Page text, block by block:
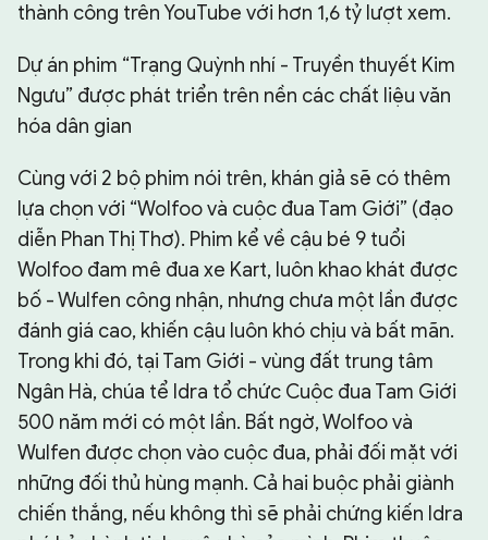
thành công trên YouTube với hơn 1,6 tỷ lượt xem.
Dự án phim “Trạng Quỳnh nhí - Truyền thuyết Kim
Ngưu” được phát triển trên nền các chất liệu văn
hóa dân gian
Cùng với 2 bộ phim nói trên, khán giả sẽ có thêm
lựa chọn với “Wolfoo và cuộc đua Tam Giới” (đạo
diễn Phan Thị Thơ). Phim kể về cậu bé 9 tuổi
Wolfoo đam mê đua xe Kart, luôn khao khát được
bố - Wulfen công nhận, nhưng chưa một lần được
đánh giá cao, khiến cậu luôn khó chịu và bất mãn.
Trong khi đó, tại Tam Giới - vùng đất trung tâm
Ngân Hà, chúa tể Idra tổ chức Cuộc đua Tam Giới
500 năm mới có một lần. Bất ngờ, Wolfoo và
Wulfen được chọn vào cuộc đua, phải đối mặt với
những đối thủ hùng mạnh. Cả hai buộc phải giành
chiến thắng, nếu không thì sẽ phải chứng kiến Idra